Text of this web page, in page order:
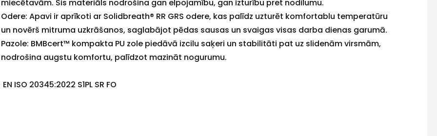
miecētavām. Šis materiāls nodrošina gan elpojamību, gan izturību pret nodilumu.
Odere: Apavi ir aprīkoti ar Solidbreath® RR GRS odere, kas palīdz uzturēt komfortablu temperatūru
un novērš mitruma uzkrāšanos, saglabājot pēdas sausas un svaigas visas darba dienas garumā.
Pazole: BMBcert™ kompakta PU zole piedāvā izcilu saķeri un stabilitāti pat uz slidenām virsmām,
nodrošina augstu komfortu, palīdzot mazināt nogurumu.
EN ISO 20345:2022 S1PL SR FO